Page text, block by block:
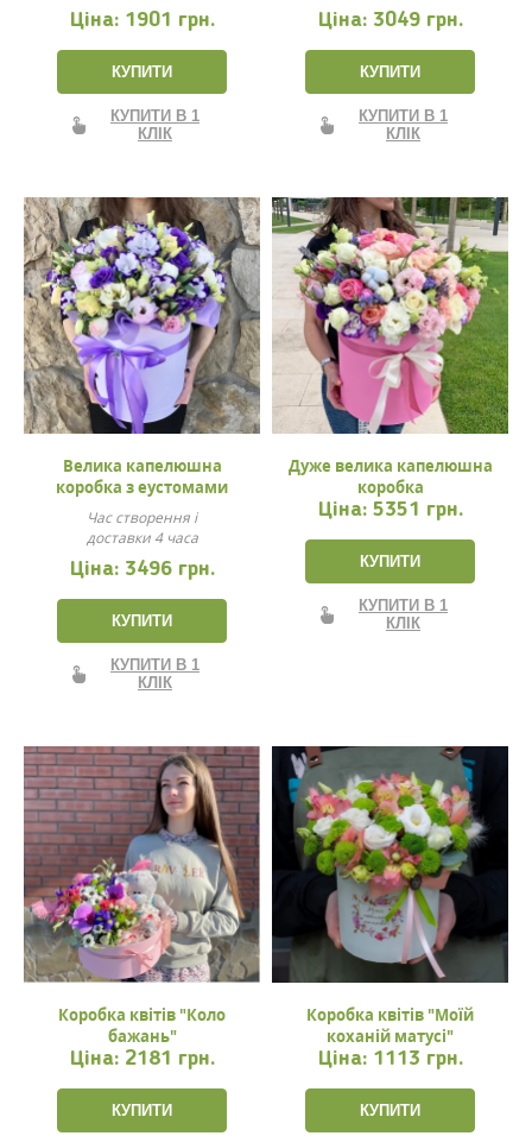
Ціна: 1901 грн.
КУПИТИ
КУПИТИ В 1
КЛІК
Ціна: 3049 грн.
КУПИТИ
КУПИТИ В 1
КЛІК
Велика капелюшна
коробка з еустомами
Час створення і
доставки 4 часа
Ціна: 3496 грн.
КУПИТИ
КУПИТИ В 1
КЛІК
Дуже велика капелюшна
коробка
Ціна: 5351 грн.
КУПИТИ
КУПИТИ В 1
КЛІК
Коробка квітів "Коло
бажань"
Ціна: 2181 грн.
КУПИТИ
Коробка квітів "Моїй
коханій матусі"
Ціна: 1113 грн.
КУПИТИ